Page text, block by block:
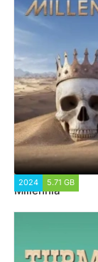
2024 5.71 GB
Millennia